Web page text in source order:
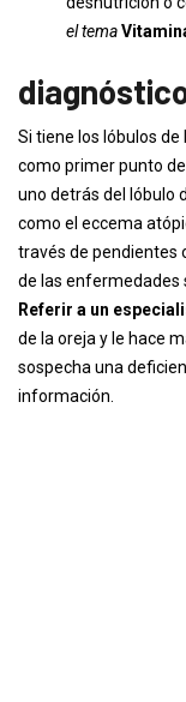
el tema
Si tiene los lóbulos
como primer punto
uno detrás del lóbulo
como el eccema
través de pendientes
de las enfermedades
Referir a un
de la oreja y le hace
sospecha una
información.